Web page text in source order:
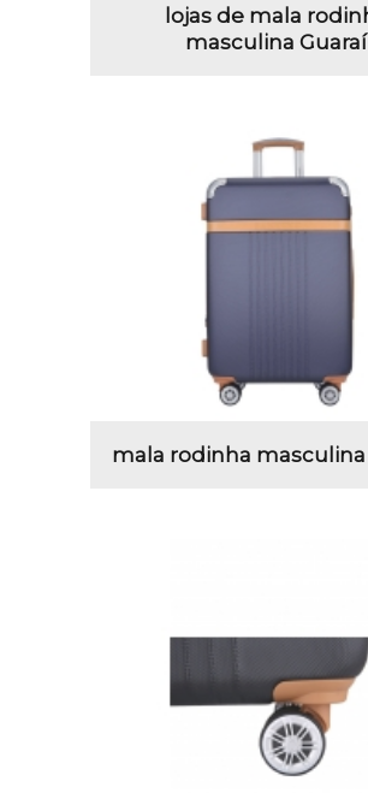
lojas de mala
masculina Guaraí
mala rodinha